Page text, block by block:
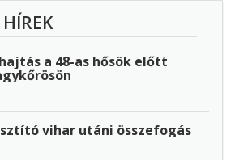
a 48-as hősök előtt
vihar utáni összefogás